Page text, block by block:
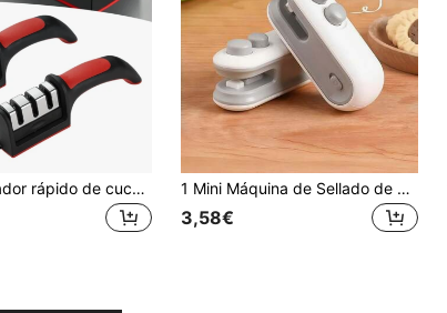
1 pieza Afilador rápido de cuchillos de cocina, sistema de afilado para reparar, afilar y pulir hojas, mango antideslizante de fácil agarre, diseño negro y rojo para cuchillos de acero y cerámica, accesorio imprescindible para cocineros caseros y chefs, artículos esenciales de cocina 1 Mini Máquina de Sellado de Bolsas de Aperitivos Magnética Recargable por USB, Presionada Manualmente. 3W, Equipada con un Cable de Carga. Resellar la Bolsa de Patatas Fritas, Perfecta para Empacar Aperitivos para la Escuela, en Casa, Picnics y Viajes.
3,58€